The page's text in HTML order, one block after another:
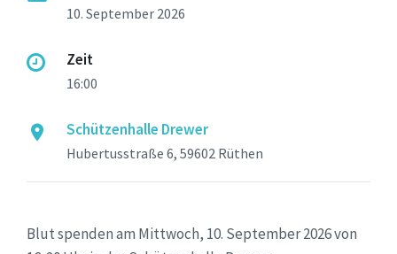
10. September 2026
Zeit
16:00
Schützenhalle Drewer
Hubertusstraße 6, 59602 Rüthen
Blut spenden am Mittwoch, 10. September 2026 von